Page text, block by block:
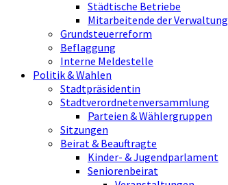
Städtische Betriebe
Mitarbeitende der Verwaltung
Grundsteuerreform
Beflaggung
Interne Meldestelle
Politik & Wahlen
Stadtpräsidentin
Stadtverordnetenversammlung
Parteien & Wählergruppen
Sitzungen
Beirat & Beauftragte
Kinder- & Jugendparlament
Seniorenbeirat